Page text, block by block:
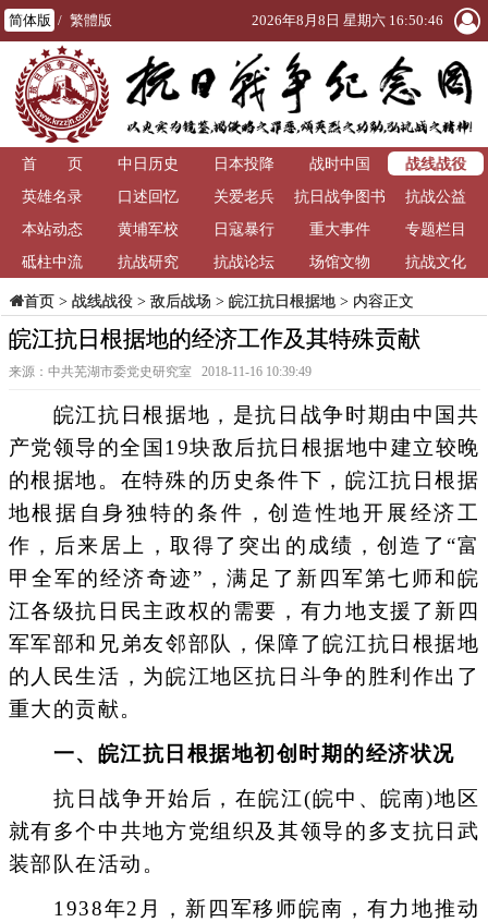
简体版 / 繁體版 2026年8月8日 星期六 16:50:48
首 页 中日历史 日本投降 战时中国
战线战役
英雄名录
口述回忆 关爱老兵
抗日战争图书
馆
抗战公益
本站动态
黄埔军校 日寇暴行 重大事件
专题栏目
砥柱中流
抗战研究 抗战论坛 场馆文物 抗战文化
首页> 战线战役> 敌后战场 > 皖江抗日根据地> 内容正文
皖江抗日根据地的经济工作及其特殊贡献
来源：中共芜湖市委党史研究室 2018-11-16 10:39:49
皖江抗日根据地，是抗日战争时期由中国共
产党领导的全国19块敌后抗日根据地中建立较晚
的根据地。在特殊的历史条件下，皖江抗日根据
地根据自身独特的条件，创造性地开展经济工
作，后来居上，取得了突出的成绩，创造了“富
甲全军的经济奇迹”，满足了新四军第七师和皖
江各级抗日民主政权的需要，有力地支援了新四
军军部和兄弟友邻部队，保障了皖江抗日根据地
的人民生活，为皖江地区抗日斗争的胜利作出了
重大的贡献。
一、皖江抗日根据地初创时期的经济状况
抗日战争开始后，在皖江(皖中、皖南)地区
就有多个中共地方党组织及其领导的多支抗日武
装部队在活动。
1938年2月，新四军移师皖南，有力地推动